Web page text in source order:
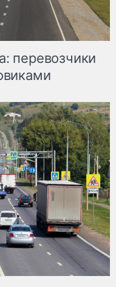
перевозчики